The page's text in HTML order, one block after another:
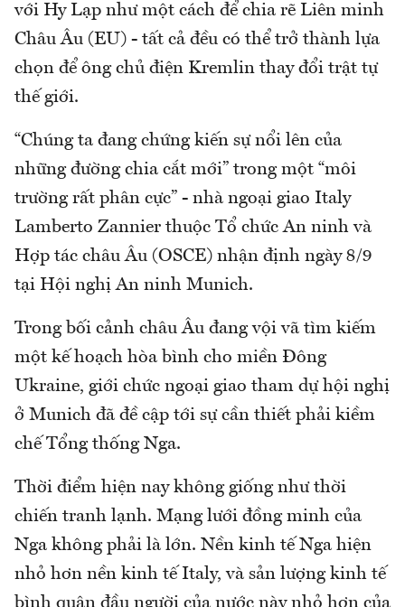
với Hy Lạp như một cách để chia rẽ Liên minh
Châu Âu (EU) - tất cả đều có thể trở thành lựa
chọn để ông chủ điện Kremlin thay đổi trật tự
thế giới.
“Chúng ta đang chứng kiến sự nổi lên của
những đường chia cắt mới” trong một “môi
trường rất phân cực” - nhà ngoại giao Italy
Lamberto Zannier thuộc Tổ chức An ninh và
Hợp tác châu Âu (OSCE) nhận định ngày 8/9
tại Hội nghị An ninh Munich.
Trong bối cảnh châu Âu đang vội vã tìm kiếm
một kế hoạch hòa bình cho miền Đông
Ukraine, giới chức ngoại giao tham dự hội nghị
ở Munich đã đề cập tới sự cần thiết phải kiềm
chế Tổng thống Nga.
Thời điểm hiện nay không giống như thời
chiến tranh lạnh. Mạng lưới đồng minh của
Nga không phải là lớn. Nền kinh tế Nga hiện
nhỏ hơn nền kinh tế Italy, và sản lượng kinh tế
bình quân đầu người của nước này nhỏ hơn của